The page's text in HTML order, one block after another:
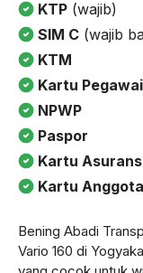
KTP (wajib)
SIM C (wajib
KTM
Kartu Pegawai
NPWP
Paspor
Kartu
Kartu
Bening Abadi
Vario 160 di